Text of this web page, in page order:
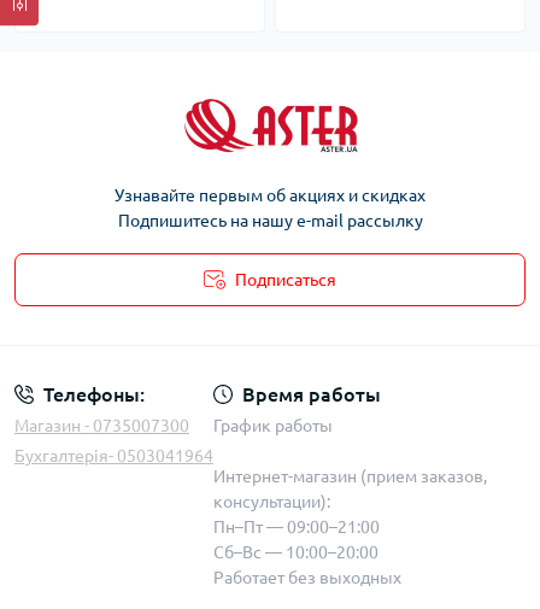
Узнавайте первым об акциях и скидках
Подпишитесь на нашу e-mail рассылку
Подписаться
Телефоны:
Магазин - 0735007300
Бухгалтерія- 0503041964
Время работы
График работы
Интернет-магазин (прием заказов,
консультации):
Пн–Пт — 09:00–21:00
Сб–Вс — 10:00–20:00
Работает без выходных